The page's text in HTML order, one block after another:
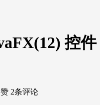
控件
2条评论